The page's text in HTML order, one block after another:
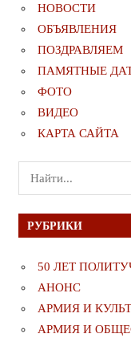
НОВОСТИ
ОБЪЯВЛЕНИЯ
ПОЗДРАВЛЯЕМ
ПАМЯТНЫЕ
ФОТО
ВИДЕО
КАРТА САЙТА
Поиск
для:
РУБРИКИ
50 ЛЕТ
АНОНС
АРМИЯ И
АРМИЯ И